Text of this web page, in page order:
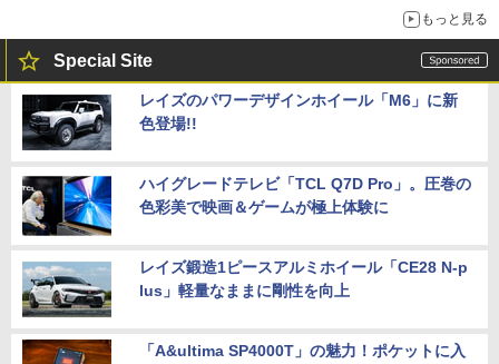
もっと見る
Special Site
レイズのパワーデザインホイール「M6」に新
色登場!!
ハイグレードテレビ「TCL Q7D Pro」。圧巻の
色彩美で映画＆ゲームが極上体験に
レイズ鍛造1ピースアルミホイール「CE28 N-p
lus」軽量なままに剛性を向上
「A&ultima SP4000T」の魅力！ポケットに入